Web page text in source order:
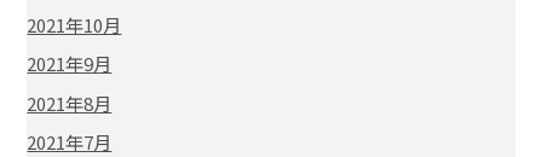
2021年10月
2021年9月
2021年8月
2021年7月